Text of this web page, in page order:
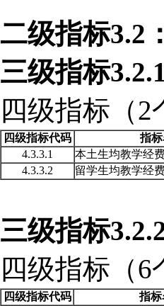
二级指标3.2
三级指标
四级指标（2
四级指标代码 指
4.3.3.1
本土生均教学经
4.3.3.2
留学生均教学经
三级指标
四级指标（6
四级指标代码 指